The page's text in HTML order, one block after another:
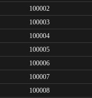
100002
100003
100004
100005
100006
100007
100008